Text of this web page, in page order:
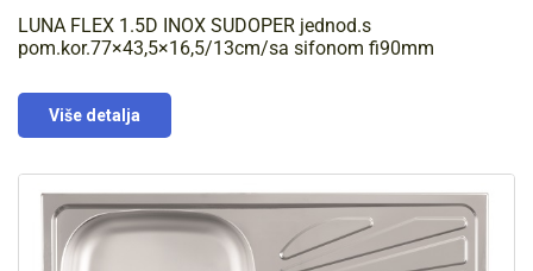
LUNA FLEX 1.5D INOX SUDOPER jednod.s
pom.kor.77×43,5×16,5/13cm/sa sifonom fi90mm
Više detalja